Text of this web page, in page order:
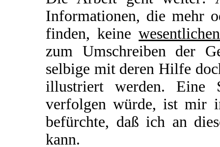
Informationen, die mehr
finden, keinewesentlichen
zum Umschreiben der
selbige mit deren Hilfe
illustriert werden. Eine
verfolgen würde, ist mir
befürchte, daß ich an
kann.